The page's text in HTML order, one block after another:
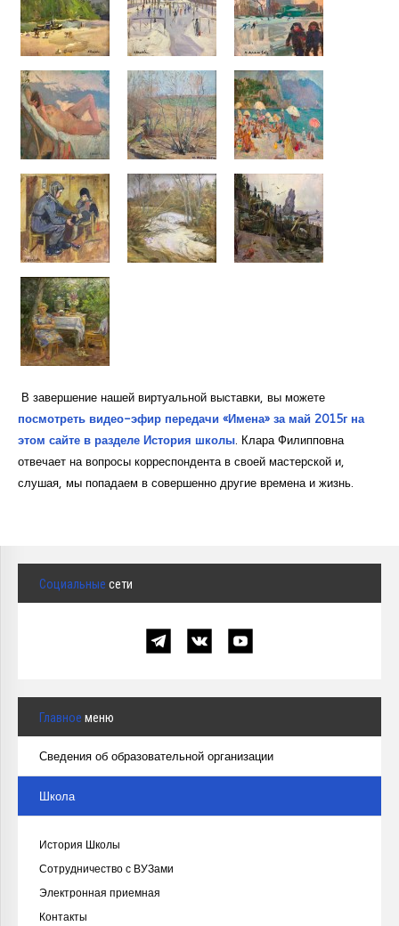
В завершение нашей виртуальной выставки, вы можете
посмотреть видео-эфир передачи «Имена» за май 2015г на
этом сайте в разделе История школы. Клара Филипповна
отвечает на вопросы корреспондента в своей мастерской и,
слушая, мы попадаем в совершенно другие времена и жизнь.
Социальные сети
Главное меню
Сведения об образовательной организации
Школа
История Школы
Сотрудничество с ВУЗами
Электронная приемная
Контакты